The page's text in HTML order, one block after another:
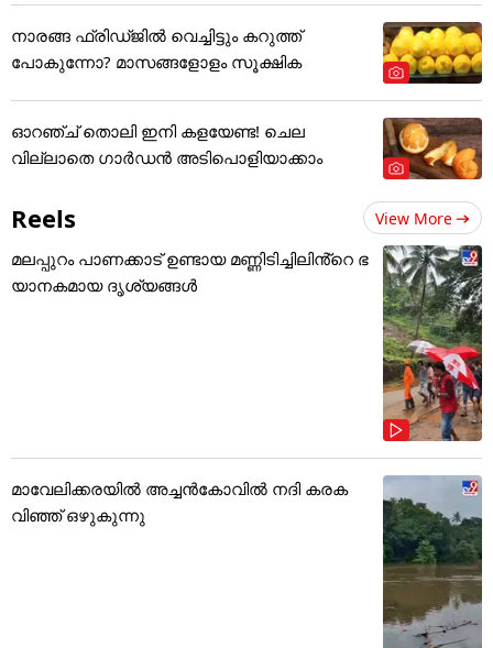
നാരങ്ങ ഫ്രിഡ്ജിൽ വെച്ചിട്ടും കറുത്ത്
പോകുന്നോ? മാസങ്ങളോളം സൂക്ഷിക
ഓറഞ്ച് തൊലി ഇനി കളയേണ്ട! ചെല
വില്ലാതെ ഗാർഡൻ അടിപൊളിയാക്കാം
Reels View More
മലപ്പുറം പാണക്കാട് ഉണ്ടായ മണ്ണിടിച്ചിലിൻ്റെ ഭ
യാനകമായ ദൃശ്യങ്ങൾ
മാവേലിക്കരയിൽ അച്ചൻകോവിൽ നദി കരക
വിഞ്ഞ് ഒഴുകുന്നു